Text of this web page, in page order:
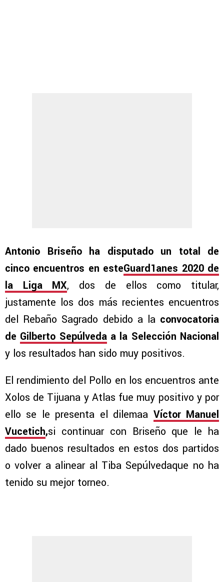
Antonio Briseño ha disputado un total de
cinco encuentros en esteGuard1anes 2020 de
la Liga MX, dos de ellos como titular,
justamente los dos más recientes encuentros
del Rebaño Sagrado debido a la convocatoria
de Gilberto Sepúlvedaa la Selección Nacional
y los resultados han sido muy positivos.
El rendimiento del Pollo en los encuentros ante
Xolos de Tijuana y Atlas fue muy positivo y por
ello se le presenta el dilemaa Víctor Manuel
Vucetich,si continuar con Briseño que le ha
dado buenos resultados en estos dos partidos
o volver a alinear al Tiba Sepúlvedaque no ha
tenido su mejor torneo.